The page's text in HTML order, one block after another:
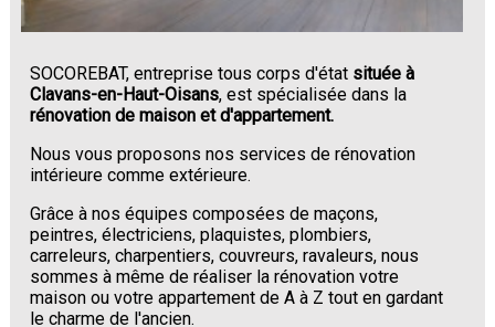
SOCOREBAT, entreprise tous corps d'état située à
Clavans-en-Haut-Oisans, est spécialisée dans la
rénovation de maison et d'appartement.
Nous vous proposons nos services de rénovation
intérieure comme extérieure.
Grâce à nos équipes composées de maçons,
peintres, électriciens, plaquistes, plombiers,
carreleurs, charpentiers, couvreurs, ravaleurs, nous
sommes à même de réaliser la rénovation votre
maison ou votre appartement de A à Z tout en gardant
le charme de l'ancien.